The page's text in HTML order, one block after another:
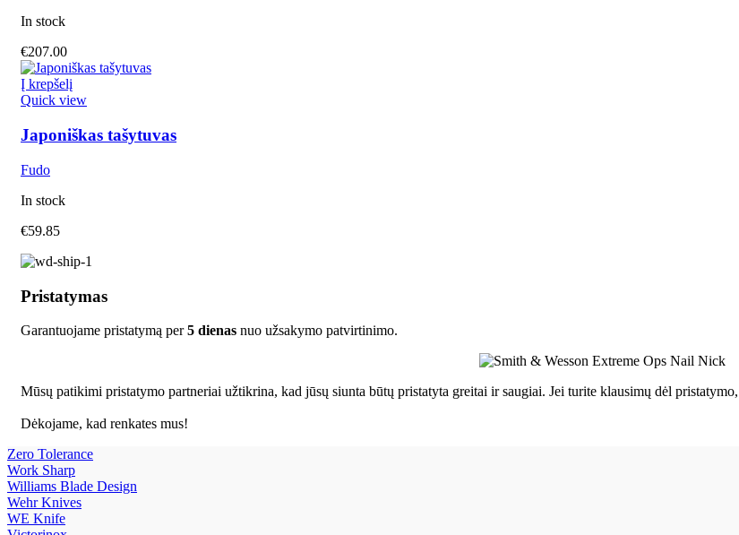
In stock
€207.00
Į krepšelį
Quick view
Japoniškas tašytuvas
Fudo
In stock
€59.85
Pristatymas
Garantuojame pristatymą per5 dienas nuo užsakymo patvirtinimo.
Mūsų patikimi pristatymo partneriai užtikrina, kad jūsų siunta būtų pristatyta greitai ir saugiai. Jei turite klausimų dėl
Dėkojame, kad renkates mus!
Zero Tolerance
Work Sharp
Williams Blade Design
Wehr Knives
WE Knife